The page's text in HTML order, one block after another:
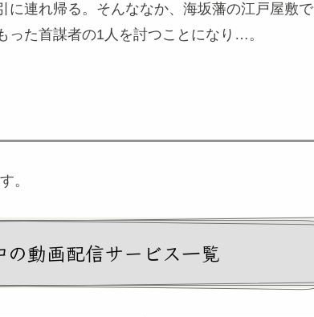
に連れ帰る。そんななか、海坂藩の江戸屋敷で
った首謀者の1人を討つことになり…。
。
動画配信サービス一覧